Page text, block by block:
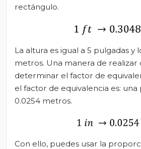
rectángulo.
La altura es igual a 5 pulgadas y
metros. Una manera de realizar
determinar el factor de
el factor de equivalencia es: una
0.0254 metros.
Con ello, puedes usar la